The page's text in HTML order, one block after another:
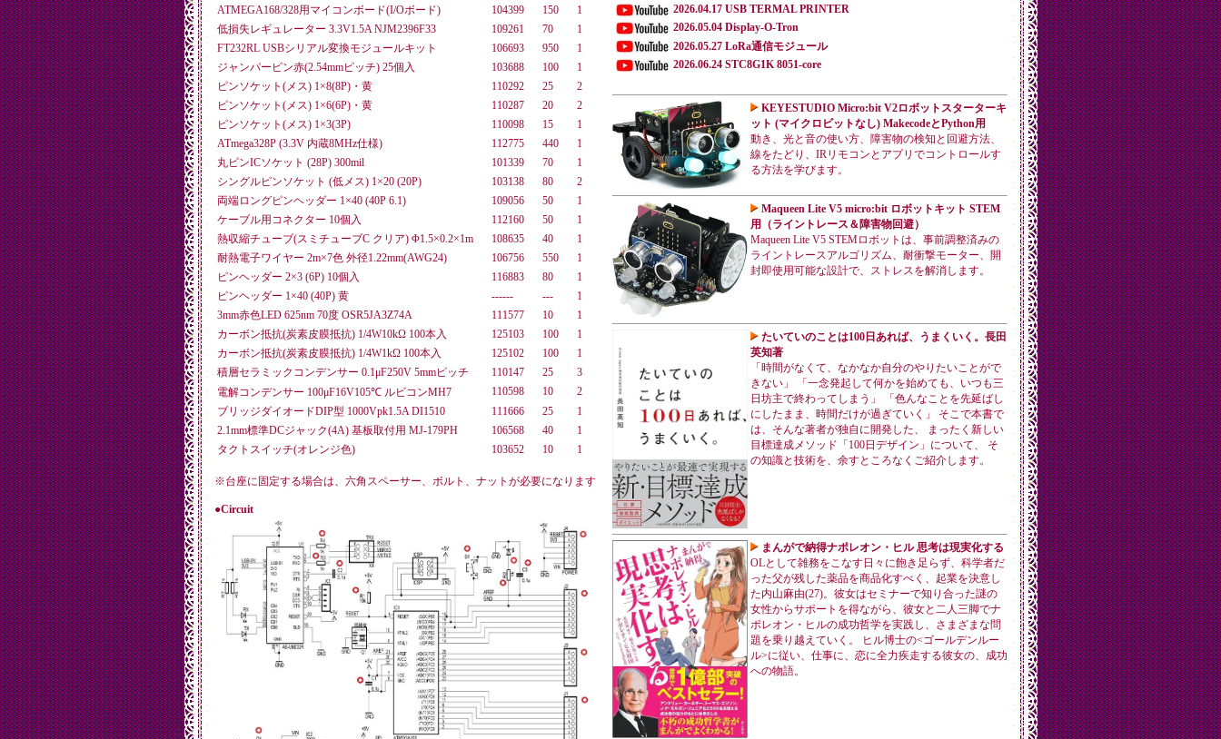
ATMEGA168/328用マイコンボード(I/Oボード)
104399 150
1
低損失レギュレーター 3.3V1.5A NJM2396F33
109261 70
1
FT232RL USBシリアル変換モジュールキット
106693 950
1
ジャンパーピン赤(2.54mmピッチ) 25個入
103688 100
1
ピンソケット(メス) 1×8(8P)・黄
110292 25
2
ピンソケット(メス) 1×6(6P)・黄
110287 20
2
ピンソケット(メス) 1×3(3P)
110098 15
1
ATmega328P (3.3V 内蔵8MHz仕様)
112775 440
1
丸ピンICソケット (28P) 300mil
101339 70
1
シングルピンソケット (低メス) 1×20 (20P)
103138 80
2
両端ロングピンヘッダー 1×40 (40P 6.1)
109056 50
1
ケーブル用コネクター 10個入
112160 50
1
熱収縮チューブ(スミチューブC クリア) Φ1.5×0.2×1m
108635 40
1
耐熱電子ワイヤー 2m×7色 外径1.22mm(AWG24)
106756 550
1
ピンヘッダー 2×3 (6P) 10個入
116883 80
1
ピンヘッダー 1×40 (40P) 黄
------ ---
1
3mm赤色LED 625nm 70度 OSR5JA3Z74A
111577 10
1
カーボン抵抗(炭素皮膜抵抗) 1/4W10kΩ 100本入
125103 100
1
カーボン抵抗(炭素皮膜抵抗) 1/4W1kΩ 100本入
125102 100
1
積層セラミックコンデンサー 0.1μF250V 5mmピッチ
110147 25
3
電解コンデンサー 100μF16V105℃ ルビコンMH7
110598 10
2
ブリッジダイオードDIP型 1000Vpk1.5A DI1510
111666 25
1
2.1mm標準DCジャック(4A) 基板取付用 MJ-179PH
106568 40
1
タクトスイッチ(オレンジ色)
103652 10 1
※台座に固定する場合は、六角スペーサー、ボルト、ナットが必要になります
●Circuit
2026.04.17 USB TERMAL PRINTER
2026.05.04 Display-O-Tron
2026.05.27 LoRa通信モジュール
2026.06.24 STC8G1K 8051-core
KEYESTUDIO Micro:bit V2ロボットスターターキ
ット (マイクロビットなし) MakecodeとPython用
動き、光と音の使い方、障害物の検知と回避方法、
線をたどり、IRリモコンとアプリでコントロールす
る方法を学びます。
Maqueen Lite V5 micro:bit ロボットキット STEM
用（ライントレース＆障害物回避）
Maqueen Lite V5 STEMロボットは、事前調整済みの
ライントレースアルゴリズム、耐衝撃モーター、開
封即使用可能な設計で、ストレスを解消します。
たいていのことは100日あれば、うまくいく。長田
英知著
「時間がなくて、なかなか自分のやりたいことがで
きない」 「一念発起して何かを始めても、いつも三
日坊主で終わってしまう」 「色んなことを先延ばし
にしたまま、時間だけが過ぎていく」 そこで本書で
は、そんな著者が独自に開発した、 まったく新しい
目標達成メソッド「100日デザイン」について、 そ
の知識と技術を、余すところなくご紹介します。
まんがで納得ナポレオン・ヒル 思考は現実化する
OLとして雑務をこなす日々に飽き足らず、科学者だ
った父が残した薬品を商品化すべく、起業を決意し
た内山麻由(27)。彼女はセミナーで知り合った謎の
女性からサポートを得ながら、彼女と二人三脚でナ
ポレオン・ヒルの成功哲学を実践し、さまざまな問
題を乗り越えていく。 ヒル博士の<ゴールデンルー
ル>に従い、仕事に、恋に全力疾走する彼女の、成功
への物語。